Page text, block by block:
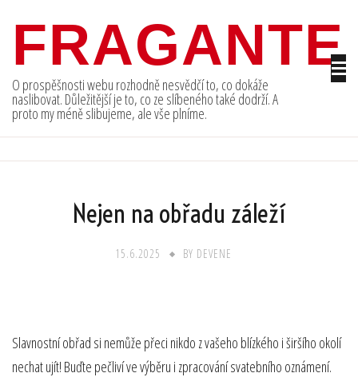
contentFRAGANTE
O prospěšnosti webu rozhodně nesvědčí to, co dokáže
naslibovat. Důležitější je to, co ze slíbeného také dodrží. A
proto my méně slibujeme, ale vše plníme.
Nejen na obřadu záleží
15.6.2025 BY DEVENE
Slavnostní obřad si nemůže přeci nikdo z vašeho blízkého i širšího okolí
nechat ujít! Buďte pečliví ve výběru i zpracovánísvatebního oznámení.